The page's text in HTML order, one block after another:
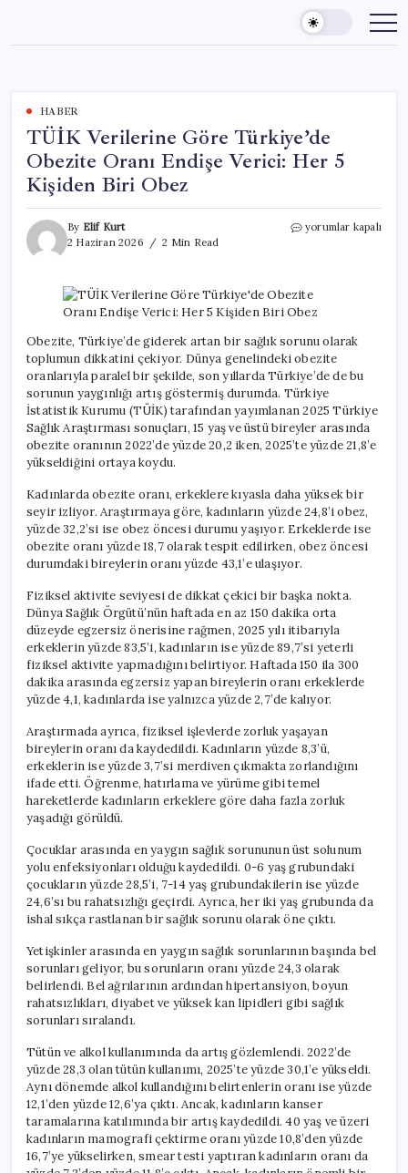
content
HABER
TÜİK Verilerine Göre Türkiye’de
Obezite Oranı Endişe Verici: Her 5
Kişiden Biri Obez
By Elif Kurt
2 Haziran 2026
2 Min Read
TÜİK
Oranı
Endişe
Verici:
Her
5
Kişiden
Biri
Obez
için
yorumlar kapalı
Obezite, Türkiye’de giderek artan bir sağlık sorunu olarak
toplumun dikkatini çekiyor. Dünya genelindeki obezite
oranlarıyla paralel bir şekilde, son yıllarda Türkiye’de de bu
sorunun yaygınlığı artış göstermiş durumda. Türkiye
İstatistik Kurumu (TÜİK) tarafından yayımlanan 2025 Türkiye
Sağlık Araştırması sonuçları, 15 yaş ve üstü bireyler arasında
obezite oranının 2022’de yüzde 20,2 iken, 2025’te yüzde 21,8’e
yükseldiğini ortaya koydu.
Kadınlarda obezite oranı, erkeklere kıyasla daha yüksek bir
seyir izliyor. Araştırmaya göre, kadınların yüzde 24,8’i obez,
yüzde 32,2’si ise obez öncesi durumu yaşıyor. Erkeklerde ise
obezite oranı yüzde 18,7 olarak tespit edilirken, obez öncesi
durumdaki bireylerin oranı yüzde 43,1’e ulaşıyor.
Fiziksel aktivite seviyesi de dikkat çekici bir başka nokta.
Dünya Sağlık Örgütü’nün haftada en az 150 dakika orta
düzeyde egzersiz önerisine rağmen, 2025 yılı itibarıyla
erkeklerin yüzde 83,5’i, kadınların ise yüzde 89,7’si yeterli
fiziksel aktivite yapmadığını belirtiyor. Haftada 150 ila 300
dakika arasında egzersiz yapan bireylerin oranı erkeklerde
yüzde 4,1, kadınlarda ise yalnızca yüzde 2,7’de kalıyor.
Araştırmada ayrıca, fiziksel işlevlerde zorluk yaşayan
bireylerin oranı da kaydedildi. Kadınların yüzde 8,3’ü,
erkeklerin ise yüzde 3,7’si merdiven çıkmakta zorlandığını
ifade etti. Öğrenme, hatırlama ve yürüme gibi temel
hareketlerde kadınların erkeklere göre daha fazla zorluk
yaşadığı görüldü.
Çocuklar arasında en yaygın sağlık sorununun üst solunum
yolu enfeksiyonları olduğu kaydedildi. 0-6 yaş grubundaki
çocukların yüzde 28,5’i, 7-14 yaş grubundakilerin ise yüzde
24,6’sı bu rahatsızlığı geçirdi. Ayrıca, her iki yaş grubunda da
ishal sıkça rastlanan bir sağlık sorunu olarak öne çıktı.
Yetişkinler arasında en yaygın sağlık sorunlarının başında bel
sorunları geliyor, bu sorunların oranı yüzde 24,3 olarak
belirlendi. Bel ağrılarının ardından hipertansiyon, boyun
rahatsızlıkları, diyabet ve yüksek kan lipidleri gibi sağlık
sorunları sıralandı.
Tütün ve alkol kullanımında da artış gözlemlendi. 2022’de
yüzde 28,3 olan tütün kullanımı, 2025’te yüzde 30,1’e yükseldi.
Aynı dönemde alkol kullandığını belirtenlerin oranı ise yüzde
12,1’den yüzde 12,6’ya çıktı. Ancak, kadınların kanser
taramalarına katılımında bir artış kaydedildi. 40 yaş ve üzeri
kadınların mamografi çektirme oranı yüzde 10,8’den yüzde
16,7’ye yükselirken, smear testi yaptıran kadınların oranı da